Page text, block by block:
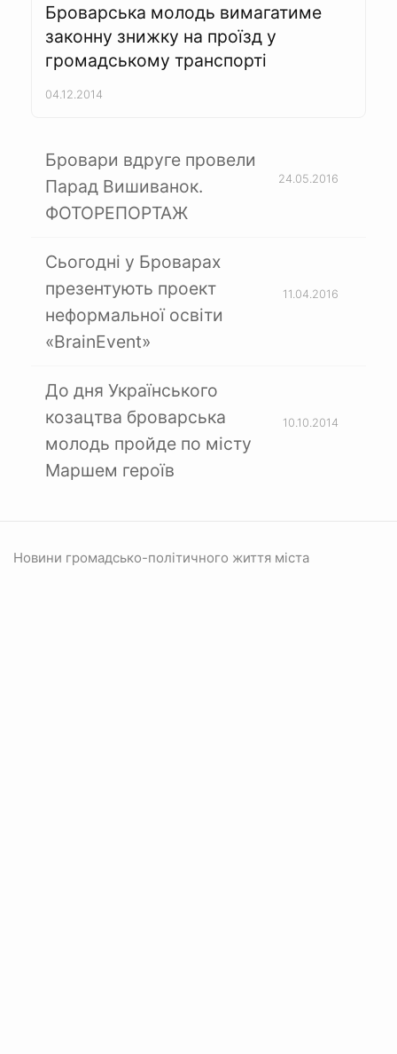
Броварська молодь вимагатиме
законну знижку на проїзд у
громадському транспорті
04.12.2014
Бровари вдруге провели
Парад Вишиванок.
ФОТОРЕПОРТАЖ
24.05.2016
Сьогодні у Броварах
презентують проект
неформальної освіти
«BrainEvent»
11.04.2016
До дня Українського
козацтва броварська
молодь пройде по місту
Маршем героїв
10.10.2014
Новини громадсько-політичного життя міста